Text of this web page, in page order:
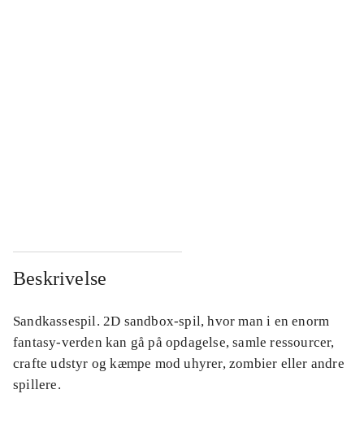
Beskrivelse
Sandkassespil. 2D sandbox-spil, hvor man i en enorm
fantasy-verden kan gå på opdagelse, samle ressourcer,
crafte udstyr og kæmpe mod uhyrer, zombier eller andre
spillere.